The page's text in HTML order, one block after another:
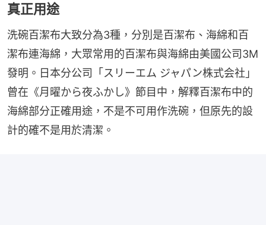
真正用途
洗碗百潔布大致分為3種，分別是百潔布、海綿和百
潔布連海綿，大眾常用的百潔布與海綿由美國公司3M
發明。日本分公司「スリーエム ジャパン株式会社」
曾在《月曜から夜ふかし》節目中，解釋百潔布中的
海綿部分正確用途，不是不可用作洗碗，但原先的設
計的確不是用於清潔。